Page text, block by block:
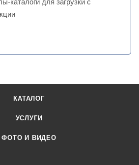
каталоги для загрузки с
КАТАЛОГ
УСЛУГИ
ФОТО И ВИДЕО